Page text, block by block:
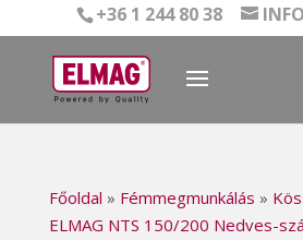
+36 1 244 80 38
Főoldal » Fémmegmunkálás »
ELMAG NTS 150/200 Nedves-